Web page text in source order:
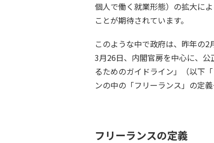
個人で働く就業形態）の拡大に
ことが期待されています。
このような中で政府は、昨年の
3月26日、内閣官房を中心に、
るためのガイドライン」（以下
ンの中の「フリーランス」の定
フリーランスの定義